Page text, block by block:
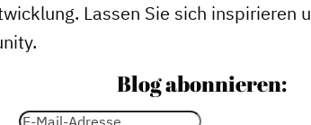
Lassen Sie sich inspirieren
Blog abonnieren: